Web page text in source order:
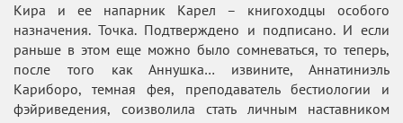
Кира и ее напарник Карел – книгоходцы особого
назначения. Точка. Подтверждено и подписано. И если
раньше в этом еще можно было сомневаться, то теперь,
после того как Аннушка… извините, Аннатиниэль
Кариборо, темная фея, преподаватель бестиологии и
фэйриведения, соизволила стать личным наставником